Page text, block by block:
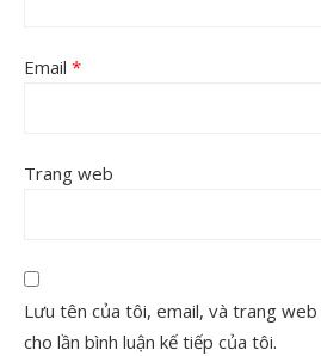
Email *
Trang web
Lưu tên của tôi, email, và trang
cho lần bình luận kế tiếp của tôi.